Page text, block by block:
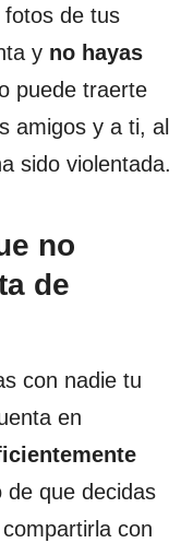
fotos de tus
y no hayas
puede traerte
amigos y a ti, al
sido violentada.
no
de
con nadie tu
en
de que decidas
con